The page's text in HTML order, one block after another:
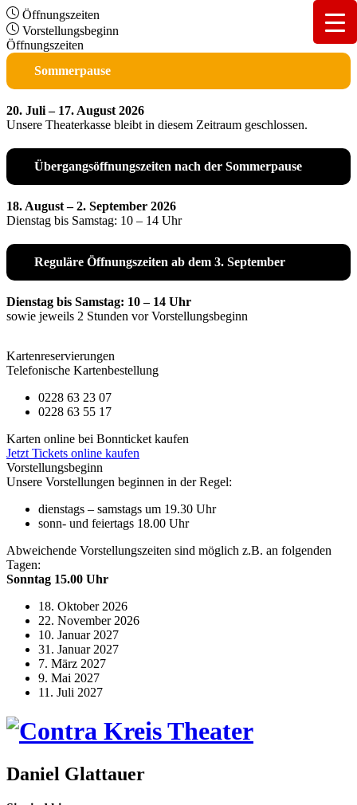
Öffnungszeiten
Vorstellungsbeginn
Öffnungszeiten
Sommerpause
20. Juli – 17. August 2026
Unsere Theaterkasse bleibt in diesem Zeitraum geschlossen.
Übergangsöffnungszeiten nach der Sommerpause
18. August – 2. September 2026
Dienstag bis Samstag: 10 – 14 Uhr
Reguläre Öffnungszeiten ab dem 3. September
Dienstag bis Samstag: 10 – 14 Uhr
sowie jeweils 2 Stunden vor Vorstellungsbeginn
Kartenreservierungen
Telefonische Kartenbestellung
0228 63 23 07
0228 63 55 17
Karten online bei Bonnticket kaufen
Jetzt Tickets online kaufen
Vorstellungsbeginn
Unsere Vorstellungen beginnen in der Regel:
dienstags – samstags um 19.30 Uhr
sonn- und feiertags 18.00 Uhr
Abweichende Vorstellungszeiten sind möglich z.B. an folgenden
Tagen:
Sonntag 15.00 Uhr
18. Oktober 2026
22. November 2026
10. Januar 2027
31. Januar 2027
7. März 2027
9. Mai 2027
11. Juli 2027
Daniel Glattauer